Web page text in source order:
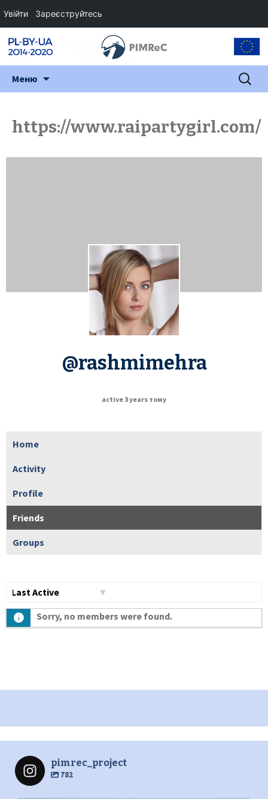
Меню Пошук:
https://www.raipartygirl.com/
@rashmimehra
active 3 years тому
Home
Activity
Profile
Friends
Groups
Sorry, no members were found.
pimrec_project
782
Увійти Зареєструйтесь